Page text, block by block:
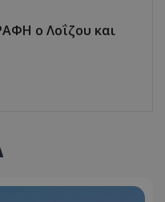
ο Λοΐζου και